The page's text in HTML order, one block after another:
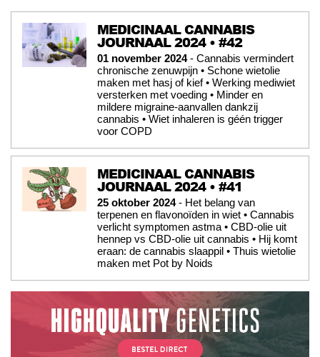
MEDICINAAL CANNABIS
JOURNAAL 2024 • #42
01 november 2024- Cannabis vermindert
chronische zenuwpijn • Schone wietolie
maken met hasj of kief • Werking mediwiet
versterken met voeding • Minder en
mildere migraine-aanvallen dankzij
cannabis • Wiet inhaleren is géén trigger
voor COPD
MEDICINAAL CANNABIS
JOURNAAL 2024 • #41
25 oktober 2024- Het belang van
terpenen en flavonoïden in wiet • Cannabis
verlicht symptomen astma • CBD-olie uit
hennep vs CBD-olie uit cannabis • Hij komt
eraan: de cannabis slaappil • Thuis wietolie
maken met Pot by Noids